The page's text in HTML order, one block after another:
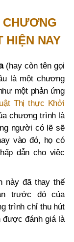
CHƯƠNG
HIỆN NAY
(hay còn tên gọi
là một chương
một phản ứng
Thị thực Khởi
chương trình là
người có lẽ sẽ
vào đó, họ có
dẫn cho việc
này đã thay thế
trước đó của
trình chỉ thu hút
đánh giá là